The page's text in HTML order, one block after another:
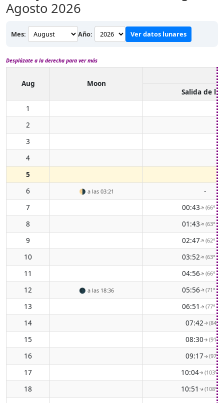
Agosto 2026
Mes: Año: Ver datos lunares
Desplázate a la derecha para ver más
Aug
Moon
Salida de
1
2
3
4
5
6
🌗 a las 03:21
-
7
00:43↑(66°
8 01:43↑(63°
9 02:47↑(62°
10 03:52↑(63°
11 04:56↑(66°
12 🌑 a las 18:36 05:56↑(71°
13 06:51 ↑(77°
14 07:42↑(84°
15 08:30↑ (91°
16 09:17↑(97°
17 10:04↑(103°
18 10:51 ↑(108°